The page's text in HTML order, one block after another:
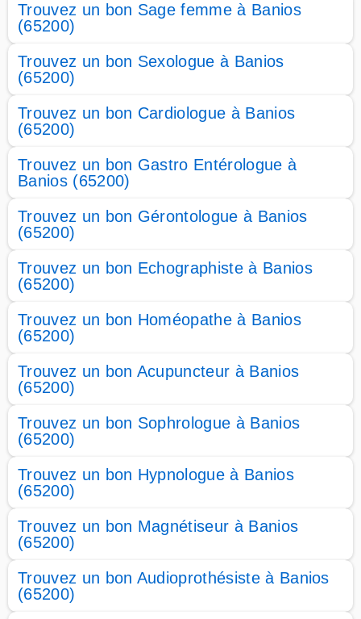
Trouvez un bon Sage femme à Banios
(65200)
Trouvez un bon Sexologue à Banios
(65200)
Trouvez un bon Cardiologue à Banios
(65200)
Trouvez un bon Gastro Entérologue à
Banios (65200)
Trouvez un bon Gérontologue à Banios
(65200)
Trouvez un bon Echographiste à Banios
(65200)
Trouvez un bon Homéopathe à Banios
(65200)
Trouvez un bon Acupuncteur à Banios
(65200)
Trouvez un bon Sophrologue à Banios
(65200)
Trouvez un bon Hypnologue à Banios
(65200)
Trouvez un bon Magnétiseur à Banios
(65200)
Trouvez un bon Audioprothésiste à Banios
(65200)